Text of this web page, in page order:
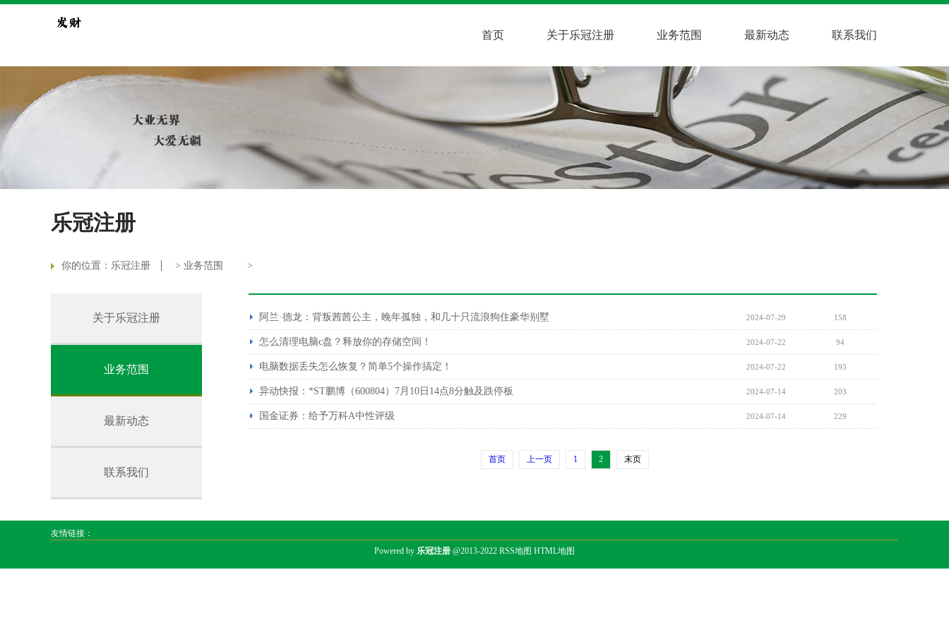
首页 关于乐冠注册 业务范围 最新动态 联系我们
乐冠注册
你的位置： 乐冠注册 > 业务范围 >
关于乐冠注册
业务范围
最新动态
联系我们
158
2024-07-29
阿兰·德龙：背叛茜茜公主，晚年孤独，和几十只流浪狗住豪华别墅
94
2024-07-22
怎么清理电脑c盘？释放你的存储空间！
195
2024-07-22
电脑数据丢失怎么恢复？简单5个操作搞定！
203
2024-07-14
异动快报：*ST鹏博（600804）7月10日14点8分触及跌停板
229
2024-07-14
国金证券：给予万科A中性评级
首页 上一页 1 2 末页
友情链接：
Powered by 乐冠注册 @2013-2022 RSS地图 HTML地图